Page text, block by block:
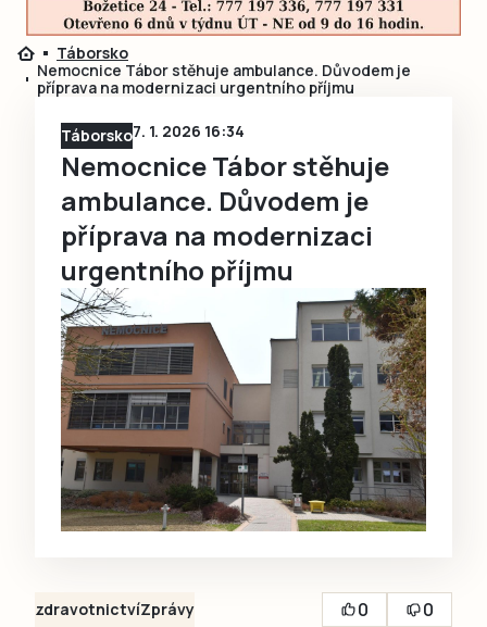
Táborsko
Nemocnice Tábor stěhuje ambulance. Důvodem je
příprava na modernizaci urgentního příjmu
Táborsko7. 1. 2026 16:34
Nemocnice Tábor stěhuje
ambulance. Důvodem je
příprava na modernizaci
urgentního příjmu
zdravotnictvíZprávy 0
0